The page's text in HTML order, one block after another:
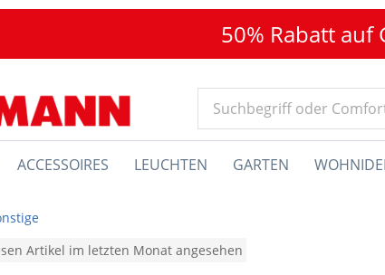
50% Rabatt auf
ACCESSOIRES LEUCHTEN GARTEN
Artikel im letzten Monat angesehen